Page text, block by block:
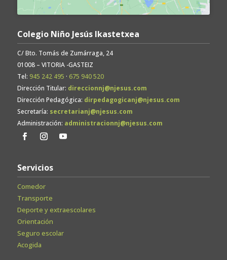
Colegio Niño Jesús Ikastetxea
C/ Bto. Tomás de Zumárraga, 24
01008 – VITORIA -GASTEIZ
Tel: 945 242 495 · 675 940 520
Dirección Titular: direccionnj@njesus.com
Dirección Pedagógica: dirpedagogicanj@njesus.com
Secretaría: secretarianj@njesus.com
Administración: administracionnj@njesus.com
Servicios
Comedor
Transporte
Deporte y extraescolares
Orientación
Seguro escolar
Acogida